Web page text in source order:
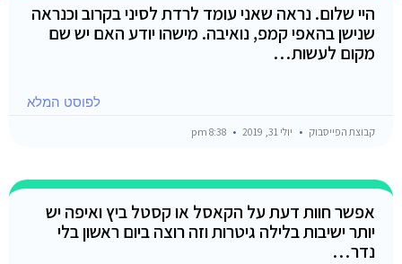
היי שלום. נראה שאני עומד לרדת לסיני בקרוב וכנראה
שנישן בהאפי קמפ, נואיבה. מישהו יודע האם יש שם
מקום לעשות…
לפוסט המלא
קבוצת הפייסבוק יולי 31, 2019
אפשר חוות דעת על הקאסל או קסטל ביץ ואיפה יש
יותר ישיבות בלילה גיטרות וזה רוצה ביום ראשון בלי
נדר…